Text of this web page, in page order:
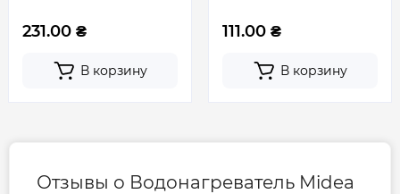
Сервисное обслуживание
231.00 ₴
В корзину
111.00 ₴
В корзину
Отзывы о Водонагреватель Midea